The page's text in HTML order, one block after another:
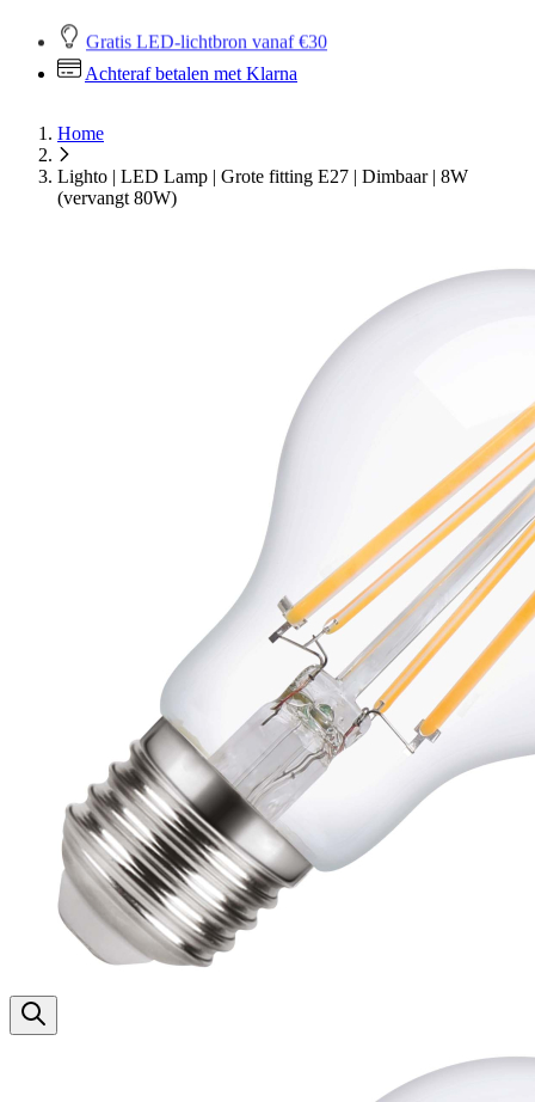
Gratis LED-lichtbron vanaf €30
Achteraf betalen met Klarna
Home
Lighto | LED Lamp | Grote fitting E27 | Dimbaar | 8W
(vervangt 80W)